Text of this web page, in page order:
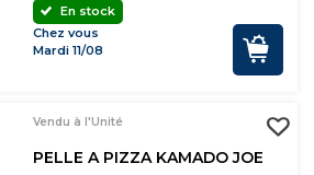
En stock
Chez vous
Mardi 11/08
Vendu à l'Unité
PELLE A PIZZA KAMADO JOE